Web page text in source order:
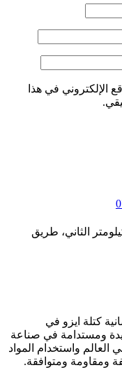
الإلكتروني في هذا
الثاني، طريق
كتلة ايزو في
ومستدامة في صناعة
العالم واستخدام المواد
ومقاومة ومتوافقة.